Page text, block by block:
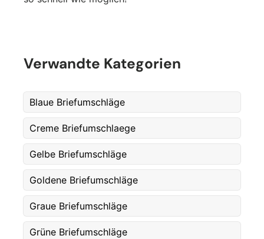
Telefon
Postnummer *
Antall *
Kommentarer
Verwandte Kategorien
Blaue Briefumschläge
Creme Briefumschlaege
Gelbe Briefumschläge
Goldene Briefumschläge
Graue Briefumschläge
Grüne Briefumschläge